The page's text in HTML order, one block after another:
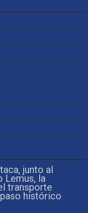
junto al
Lemus, la
transporte
histórico